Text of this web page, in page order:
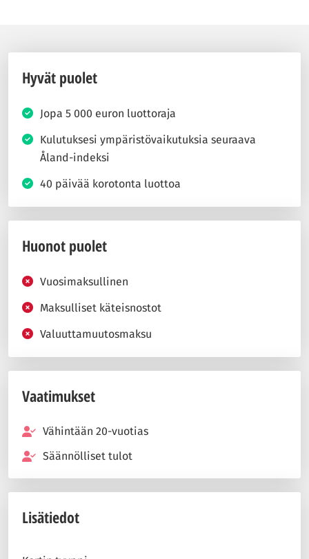
Hyvät puolet
Jopa 5 000 euron luottoraja
Kulutuksesi ympäristövaikutuksia seuraava
Åland-indeksi
40 päivää korotonta luottoa
Huonot puolet
Vuosimaksullinen
Maksulliset käteisnostot
Valuuttamuutosmaksu
Vaatimukset
Vähintään 20-vuotias
Säännölliset tulot
Lisätiedot